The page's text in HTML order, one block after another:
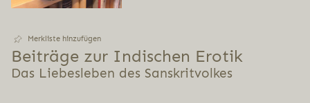
Merkliste hinzufügen
Beiträge zur Indischen Erotik
Das Liebesleben des Sanskritvolkes